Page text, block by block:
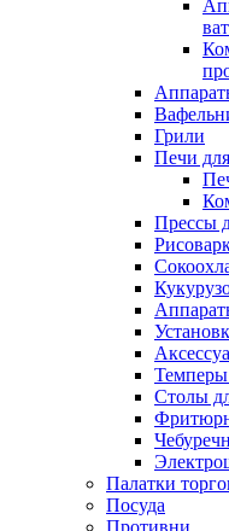
Грили
Печи
Прессы
Темперы
Столы
Палатки
Посуда
Противни